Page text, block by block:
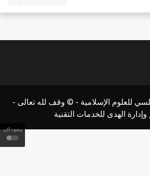
وضع داكن
للعلوم الإسلامية - © وقف لله تعالى -
الهدى للخدمات التقنية